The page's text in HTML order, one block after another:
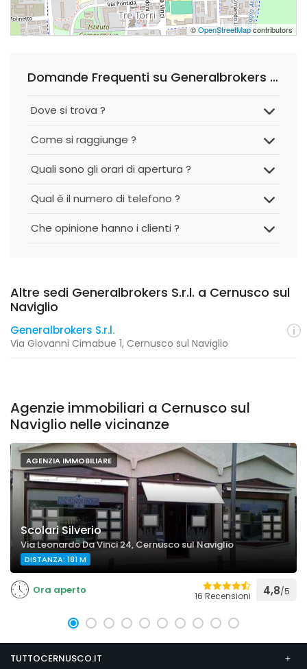
©OpenStreetMapcontributors
Domande Frequenti su Generalbrokers S.r.l.
Dove si trova ?
Come si raggiunge ?
Quali sono gli orari di apertura ?
Qual è il numero di telefono ?
Che opinione hanno i clienti ?
Altre sedi Generalbrokers S.r.l. a Cernusco sul
Naviglio
Generalbrokers S.r.l.
Via Giovanni Cimabue 1, Cernusco sul Naviglio
Agenzie immobiliari a Cernusco sul
Naviglio nelle vicinanze
AGENZIA IMMOBILIARE
Scolari Silverio
Via Leonardo Da Vinci 24, Cernusco sul Naviglio
DISTANZA: 181 M
Ora aperto 16 Recensioni 4,8/5
TUTTOCERNUSCO.IT